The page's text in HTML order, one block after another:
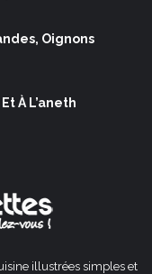
Oignons
À L’aneth
illustrées simples et